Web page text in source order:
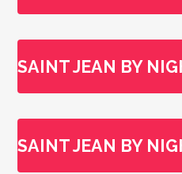
SAINT JEAN BY
SAINT JEAN BY